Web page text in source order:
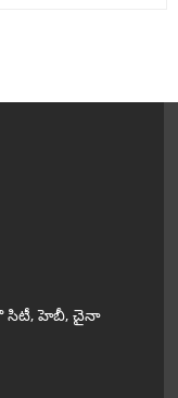
సిటీ, హెబీ, చైనా